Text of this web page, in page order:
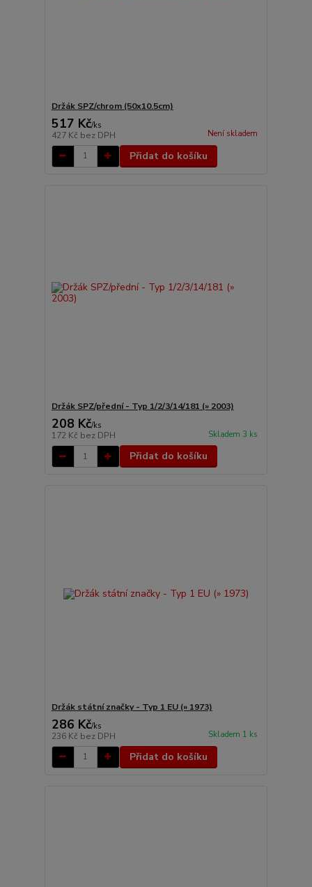
Držák SPZ/chrom (50x10.5cm)
517 Kč/ks
427 Kč bez DPH Není skladem
Přidat do košíku
Držák SPZ/přední - Typ 1/2/3/14/181 (» 2003)
208 Kč/ks
172 Kč bez DPH Skladem 3 ks
Přidat do košíku
Držák státní značky - Typ 1 EU (» 1973)
286 Kč/ks
236 Kč bez DPH Skladem 1 ks
Přidat do košíku